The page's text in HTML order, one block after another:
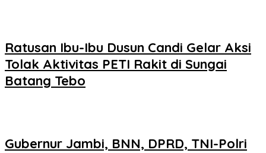
Ratusan Ibu-Ibu Dusun Candi Gelar Aksi
Tolak Aktivitas PETI Rakit di Sungai
Batang Tebo
Gubernur Jambi, BNN, DPRD, TNI-Polri